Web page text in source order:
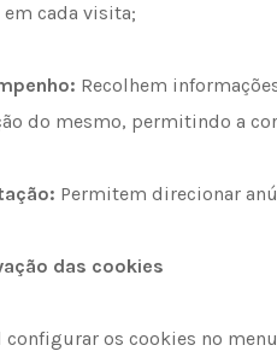
cada visita;
Recolhem
do mesmo, permitindo a
Permitem direcionar
das cookies
configurar os cookies no